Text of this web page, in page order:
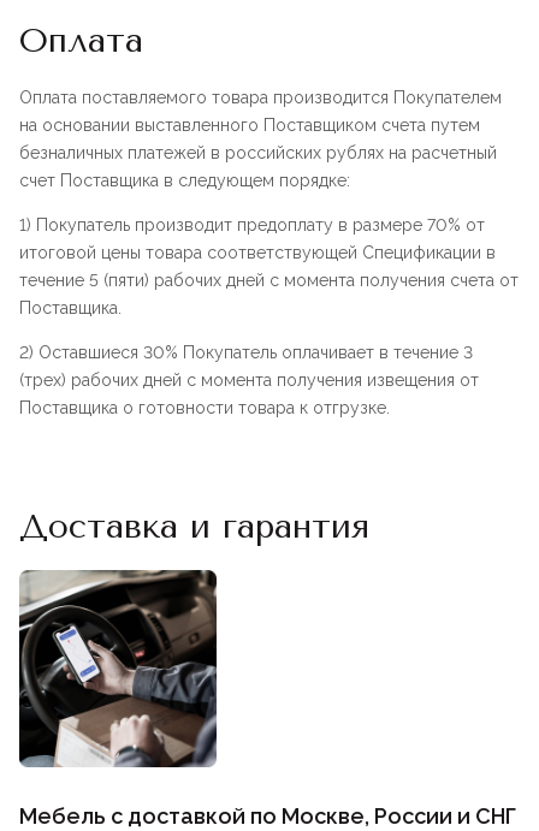
Оплата
Оплата поставляемого товара производится Покупателем
на основании выставленного Поставщиком счета путем
безналичных платежей в российских рублях на расчетный
счет Поставщика в следующем порядке:
1) Покупатель производит предоплату в размере 70% от
итоговой цены товара соответствующей Спецификации в
течение 5 (пяти) рабочих дней с момента получения счета от
Поставщика.
2) Оставшиеся 30% Покупатель оплачивает в течение 3
(трех) рабочих дней с момента получения извещения от
Поставщика о готовности товара к отгрузке.
Доставка и гарантия
Мебель с доставкой по Москве, России и СНГ